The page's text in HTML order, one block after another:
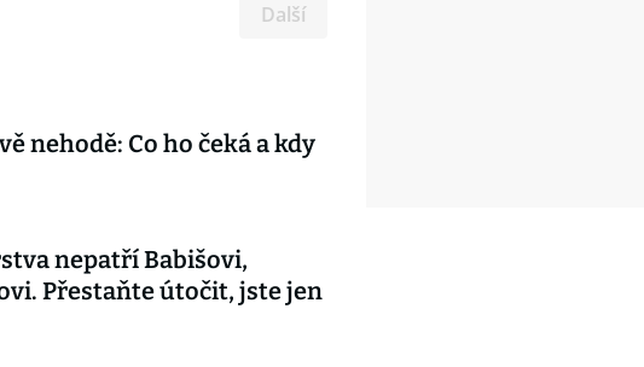
Další
nehodě: Co ho čeká a kdy
nepatří Babišovi,
Přestaňte útočit, jste jen